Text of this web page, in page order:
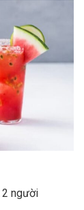
2 người